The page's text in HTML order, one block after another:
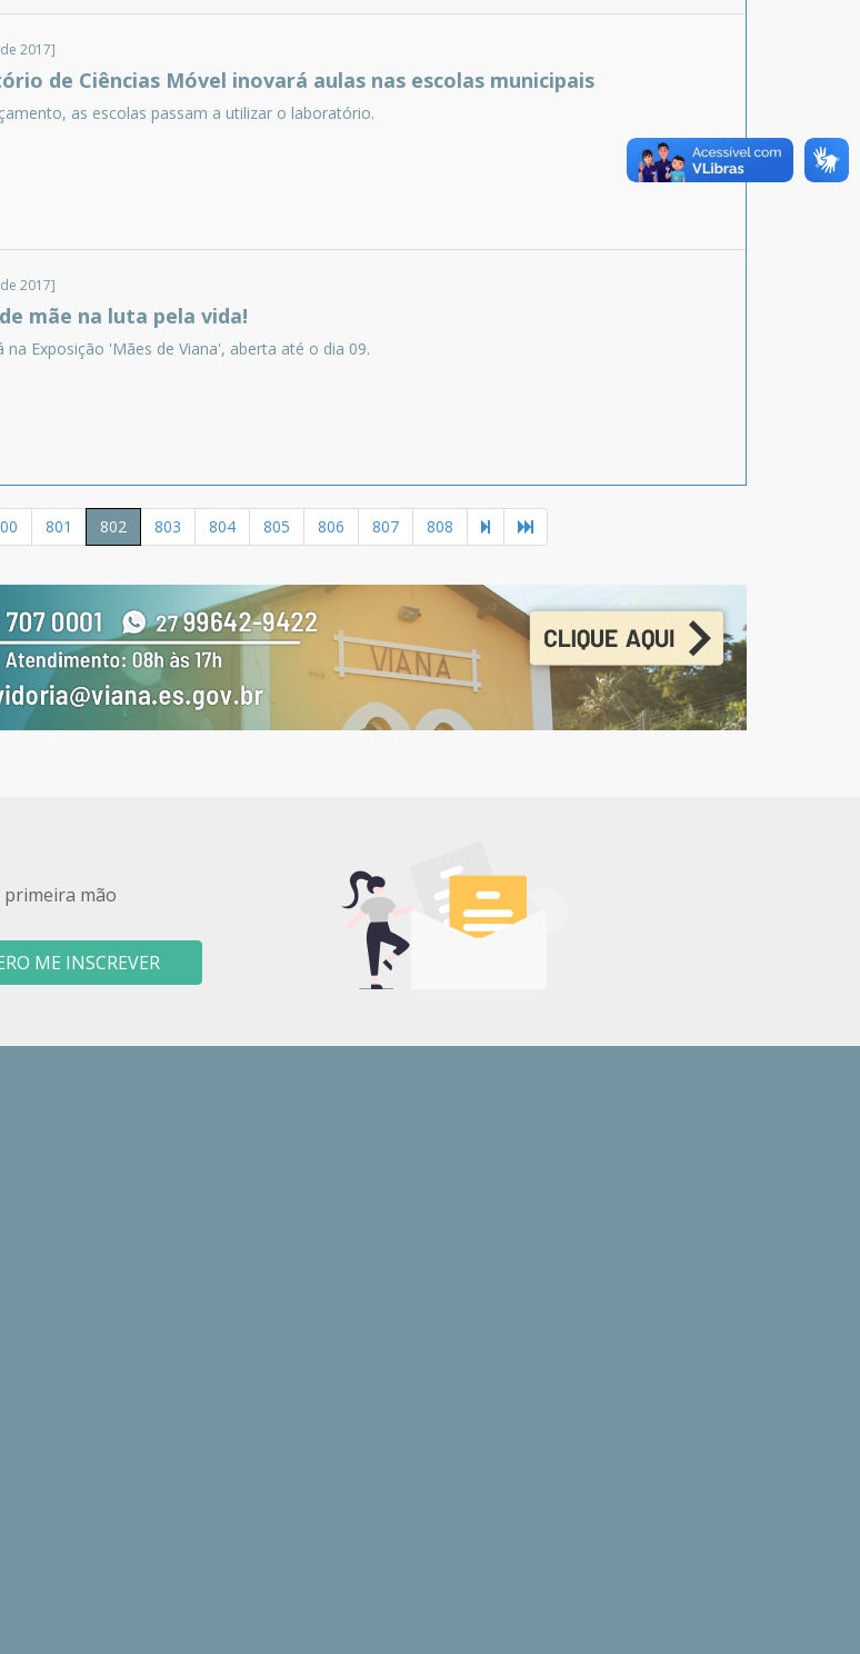
2017]
de Ciências Móvel inovará aulas nas escolas municipais
as escolas passam a utilizar o laboratório.
2017]
mãe na luta pela vida!
na Exposição 'Mães de Viana', aberta até o dia 09.
801 802 803 804 805 806 807 808
primeira mão
ME INSCREVER